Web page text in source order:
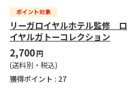
リーガロイヤルホテル監修 ロ
イヤルガトーコレクション
2,700円
(送料別・税込)
獲得ポイント : 27